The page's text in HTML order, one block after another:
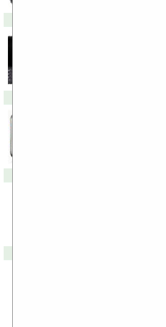
Motorola Droid 2
(дроид из Star Wars)
После всех слухов и
материализовался через сеть
аппарата: слайдер с
Два Android-
Motorola: WX445 для
Motorola выпустила сразу
оператора Verizon и ME501
работает под управлением
Motorola Charm:
Совсем скоро в США, а чуть
работающий под
Указанная надстройка
Motorola Droid X
Вчера американский
ранее проходивший под
работает на ОС Android 2.1